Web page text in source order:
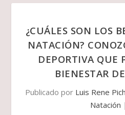
¿CUÁLES SON LOS
NATACIÓN?
DEPORTIVA QUE
BIENESTAR
Publicado por Luis Rene
Natación |